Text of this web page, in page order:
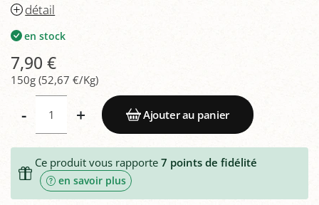
détail
en stock
7,90 €
150g (52,67 €/Kg)
- + Ajouter au panier
Ce produit vous rapporte 7 points de fidélité
en savoir plus